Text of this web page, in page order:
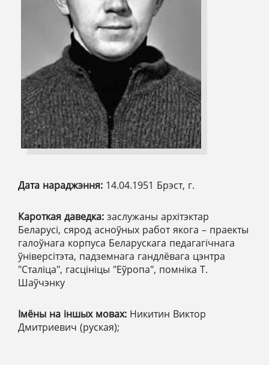
Дата нараджэння: 14.04.1951 Брэст, г.
Кароткая даведка: заслужаны архітэктар
Беларусі, сярод асноўных работ якога – праекты
галоўнага корпуса Беларускага педагагічнага
ўніверсітэта, падземнага гандлёвага цэнтра
"Сталіца", гасцініцы "Еўропа", помніка Т.
Шаўчэнку
Імёны на іншых мовах: Никитин Виктор
Дмитриевич (руская);